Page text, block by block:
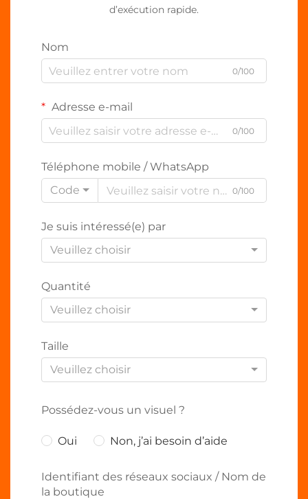
d’exécution rapide.
Nom
0/100
Adresse e-mail
0/100
Téléphone mobile / WhatsApp
Code
0/100
Je suis intéressé(e) par
Veuillez choisir
Quantité
Veuillez choisir
Taille
Veuillez choisir
Possédez-vous un visuel ?
Oui Non, j’ai besoin d’aide
Identifiant des réseaux sociaux / Nom de
la boutique